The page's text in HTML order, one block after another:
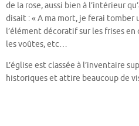
de la rose, aussi bien à l’intérieur
disait : « A ma mort, je ferai tomber
l’élément décoratif sur les frises
les voûtes, etc…
L’église est classée à l’inventaire
historiques et attire beaucoup de